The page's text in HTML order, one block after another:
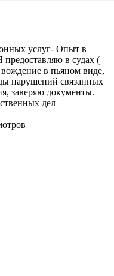
услуг- Опыт в
в судах (
в пьяном виде,
нарушений связанных
заверяю документы.
дел